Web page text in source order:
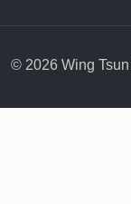
© 2026 Wing